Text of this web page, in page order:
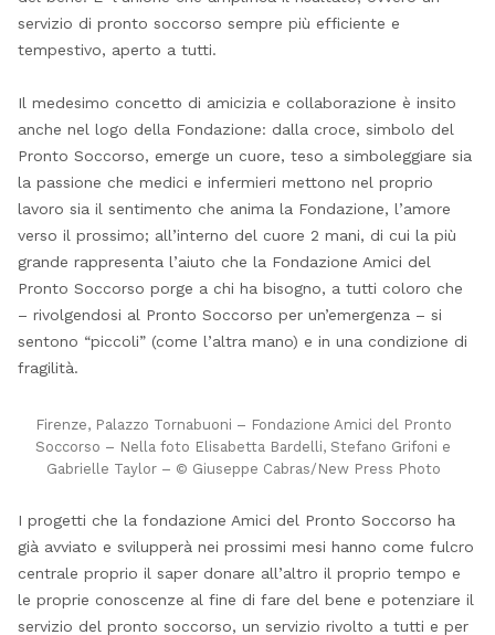
servizio di pronto soccorso sempre più efficiente e
tempestivo, aperto a tutti.
Il medesimo concetto di amicizia e collaborazione è insito
anche nel logo della Fondazione: dalla croce, simbolo del
Pronto Soccorso, emerge un cuore, teso a simboleggiare sia
la passione che medici e infermieri mettono nel proprio
lavoro sia il sentimento che anima la Fondazione, l’amore
verso il prossimo; all’interno del cuore 2 mani, di cui la più
grande rappresenta l’aiuto che la Fondazione Amici del
Pronto Soccorso porge a chi ha bisogno, a tutti coloro che
– rivolgendosi al Pronto Soccorso per un’emergenza – si
sentono “piccoli” (come l’altra mano) e in una condizione di
fragilità.
Firenze, Palazzo Tornabuoni – Fondazione Amici del Pronto
Soccorso – Nella foto Elisabetta Bardelli, Stefano Grifoni e
Gabrielle Taylor – © Giuseppe Cabras/New Press Photo
I progetti che la fondazione Amici del Pronto Soccorso ha
già avviato e svilupperà nei prossimi mesi hanno come fulcro
centrale proprio il saper donare all’altro il proprio tempo e
le proprie conoscenze al fine di fare del bene e potenziare il
servizio del pronto soccorso, un servizio rivolto a tutti e per